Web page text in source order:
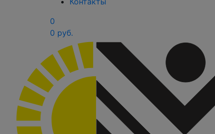
0
0 руб.